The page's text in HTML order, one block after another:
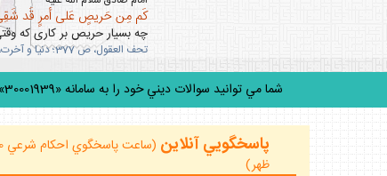
كَم مِن حَريصٍ عَلى أمرٍ قَد شَقِىَ
چه بسيار حريص بر كارى كه
تحف العقول، ص 377؛ دنيا و آخرت، ج 2، ص 186.
شما مي توانيد سوالات ديني خود را به سامانه «30001939» پيامك كني
پاسخگويي آنلاين
ظهر)